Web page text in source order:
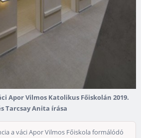
Apor Vilmos Katolikus Főiskolán 2019.
Tarcsay Anita írása
a váci Apor Vilmos Főiskola formálódó